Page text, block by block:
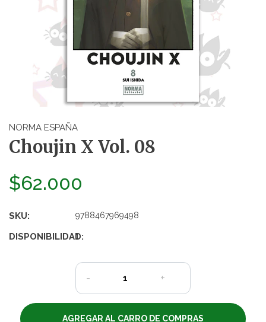
NORMA ESPAÑA
Choujin X Vol. 08
$62.000
SKU: 9788467969498
DISPONIBILIDAD:
1
- +